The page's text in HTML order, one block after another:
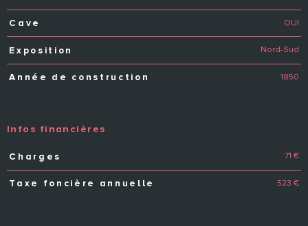
Cave OUI
Exposition Nord-Sud
Année de construction 1850
Infos financières
Caractéristiques
Charges 71 €
Taxe foncière annuelle 523 €